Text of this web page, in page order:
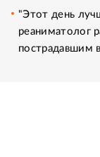
"Этот день
реаниматолог
пострадавшим